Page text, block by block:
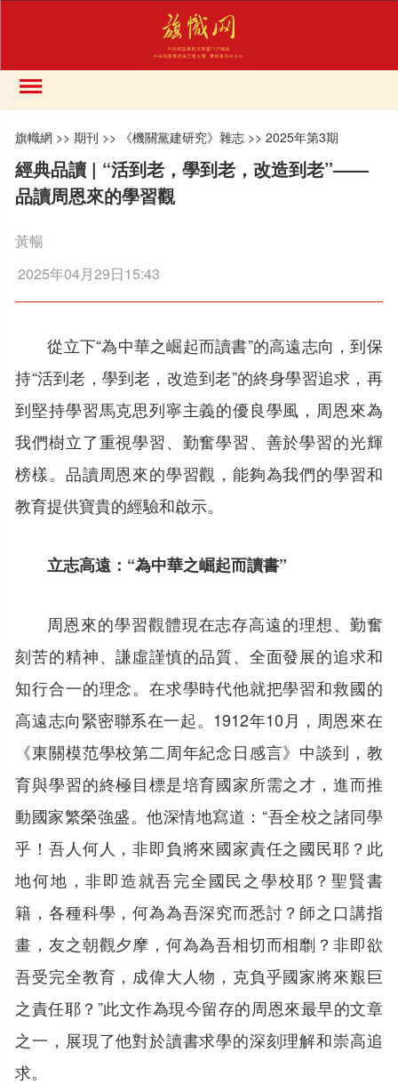
旗幟網 >>期刊 >> 《機關黨建研究》雜志 >>2025年第3期
經典品讀 | “活到老，學到老，改造到老”——
品讀周恩來的學習觀
黃暢
2025年04月29日15:43
從立下“為中華之崛起而讀書”的高遠志向，到保
持“活到老，學到老，改造到老”的終身學習追求，再
到堅持學習馬克思列寧主義的優良學風，周恩來為
我們樹立了重視學習、勤奮學習、善於學習的光輝
榜樣。品讀周恩來的學習觀，能夠為我們的學習和
教育提供寶貴的經驗和啟示。
立志高遠：“為中華之崛起而讀書”
周恩來的學習觀體現在志存高遠的理想、勤奮
刻苦的精神、謙虛謹慎的品質、全面發展的追求和
知行合一的理念。在求學時代他就把學習和救國的
高遠志向緊密聯系在一起。1912年10月，周恩來在
《東關模范學校第二周年紀念日感言》中談到，教
育與學習的終極目標是培育國家所需之才，進而推
動國家繁榮強盛。他深情地寫道：“吾全校之諸同學
乎！吾人何人，非即負將來國家責任之國民耶？此
地何地，非即造就吾完全國民之學校耶？聖賢書
籍，各種科學，何為為吾深究而悉討？師之口講指
畫，友之朝觀夕摩，何為為吾相切而相劘？非即欲
吾受完全教育，成偉大人物，克負乎國家將來艱巨
之責任耶？”此文作為現今留存的周恩來最早的文章
之一，展現了他對於讀書求學的深刻理解和崇高追
求。